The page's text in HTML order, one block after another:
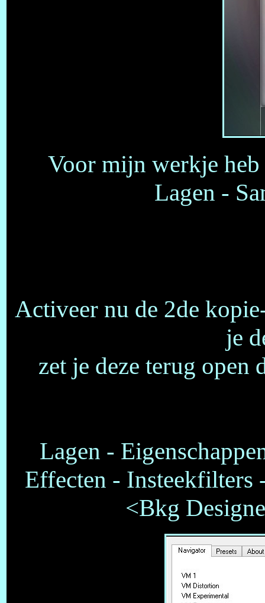
Voor mijn werkje
Lagen -
Activeer nu de 2de
je
zet je deze terug open
Lagen -
Effecten -
<Bkg